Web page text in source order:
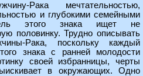
Рака мечтательностью,
и глубокими семейными
этого знака ищет не
половинку. Трудно описывать
Рака, поскольку каждый
знака с ранней молодости
своей избранницы, черты
в окружающих. Одно